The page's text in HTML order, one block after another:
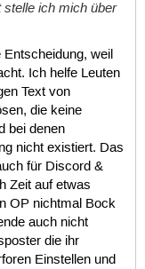
ich mich über
weil
Ich helfe Leuten
Text von
die keine
bei denen
nicht existiert. Das
für Discord &
Zeit auf etwas
OP nichtmal Bock
auch nicht
die ihr
Einstellen und